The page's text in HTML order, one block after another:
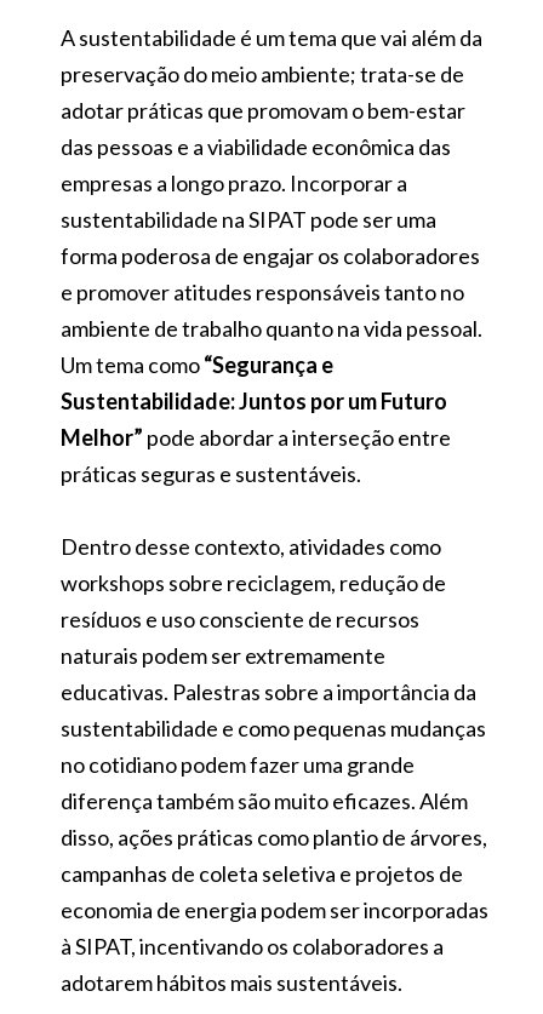
A sustentabilidade é um tema que vai além da
preservação do meio ambiente; trata-se de
adotar práticas que promovam o bem-estar
das pessoas e a viabilidade econômica das
empresas a longo prazo. Incorporar a
sustentabilidade na SIPAT pode ser uma
forma poderosa de engajar os colaboradores
e promover atitudes responsáveis tanto no
ambiente de trabalho quanto na vida pessoal.
Um tema como“Segurança e
Sustentabilidade: Juntos por um Futuro
Melhor” pode abordar a interseção entre
práticas seguras e sustentáveis.
Dentro desse contexto, atividades como
workshops sobre reciclagem, redução de
resíduos e uso consciente de recursos
naturais podem ser extremamente
educativas. Palestras sobre a importância da
sustentabilidade e como pequenas mudanças
no cotidiano podem fazer uma grande
diferença também são muito eficazes. Além
disso, ações práticas como plantio de árvores,
campanhas de coleta seletiva e projetos de
economia de energia podem ser incorporadas
à SIPAT, incentivando os colaboradores a
adotarem hábitos mais sustentáveis.